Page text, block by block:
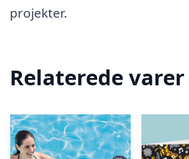
projekter.
Relaterede varer